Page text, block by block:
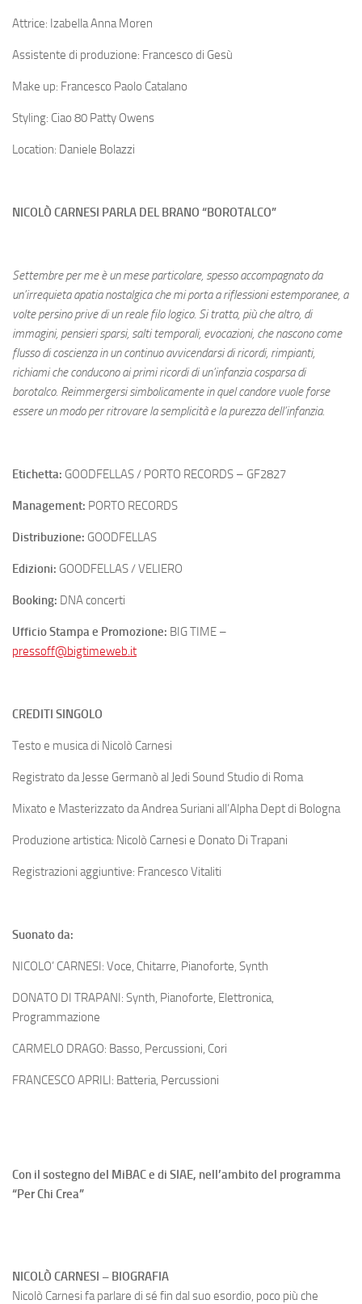
Attrice: Izabella Anna Moren
Assistente di produzione: Francesco di Gesù
Make up: Francesco Paolo Catalano
Styling: Ciao 80 Patty Owens
Location: Daniele Bolazzi
NICOLÒ CARNESI PARLA DEL BRANO “BOROTALCO”
Settembre per me è un mese particolare, spesso accompagnato da
un’irrequieta apatia nostalgica che mi porta a riflessioni estemporanee, a
volte persino prive di un reale filo logico. Si tratta, più che altro, di
immagini, pensieri sparsi, salti temporali, evocazioni, che nascono come
flusso di coscienza in un continuo avvicendarsi di ricordi, rimpianti,
richiami che conducono ai primi ricordi di un’infanzia cosparsa di
borotalco. Reimmergersi simbolicamente in quel candore vuole forse
essere un modo per ritrovare la semplicità e la purezza dell’infanzia.
Etichetta: GOODFELLAS / PORTO RECORDS – GF2827
Management: PORTO RECORDS
Distribuzione: GOODFELLAS
Edizioni: GOODFELLAS / VELIERO
Booking: DNA concerti
Ufficio Stampa e Promozione: BIG TIME –
pressoff@bigtimeweb.it
CREDITI SINGOLO
Testo e musica di Nicolò Carnesi
Registrato da Jesse Germanò al Jedi Sound Studio di Roma
Mixato e Masterizzato da Andrea Suriani all’Alpha Dept di Bologna
Produzione artistica: Nicolò Carnesi e Donato Di Trapani
Registrazioni aggiuntive: Francesco Vitaliti
Suonato da:
NICOLO’ CARNESI: Voce, Chitarre, Pianoforte, Synth
DONATO DI TRAPANI: Synth, Pianoforte, Elettronica,
Programmazione
CARMELO DRAGO: Basso, Percussioni, Cori
FRANCESCO APRILI: Batteria, Percussioni
Con il sostegno del MiBAC e di SIAE, nell’ambito del programma
“Per Chi Crea”
NICOLÒ CARNESI – BIOGRAFIA
Nicolò Carnesi fa parlare di sé fin dal suo esordio, poco più che